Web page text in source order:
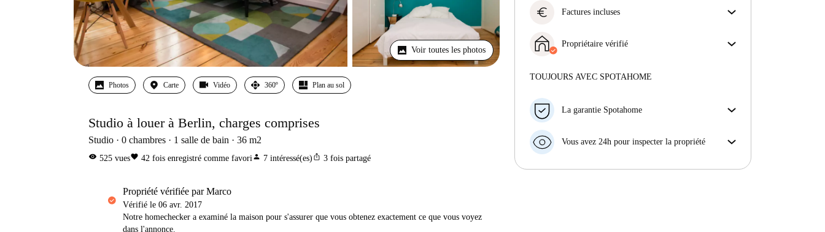
Voir toutes les photos
Photos Carte Vidéo 360º Plan au sol
Studio à louer à Berlin, charges comprises
Studio 0 chambres 1 salle de bain 36 m2
visibility 525 vuesfavorite 42 fois enregistré comme favoriperson 7 intéressé(es) ios_share 3 fois partagé
propriété vérifiée par Marco
Vérifié le 06 avr. 2017
Notre homechecker a examiné la maison pour s'assurer que vous obtenez exactement ce que vous voyez
dans l'annonce.
s'assurer que vous obtenez exactement ce que vous
En savoir plus sur la vérification
euro Factures incluses
incluses, couvrant le loyer et les services pour une
expérience de location sans tracas.
Propriétaire vérifié
Plus d'informations sur ce propriétaire
TOUJOURS AVEC SPOTAHOME
La garantie Spotahome
préavis, nous allons soit (A) vous payer une chambre
soit (B) vous rembourser en totalité.
Vous avez 24h pour inspecter la propriété